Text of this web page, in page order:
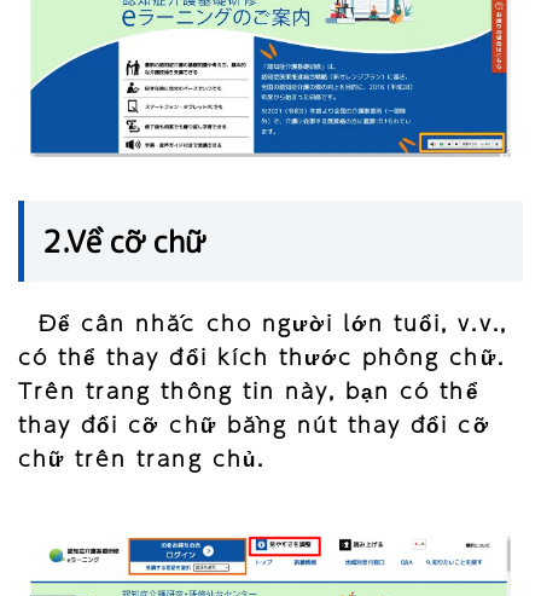
2.Về cỡ chữ
Để cân nhắc cho người lớn tuổi, v.v.,
có thể thay đổi kích thước phông chữ.
Trên trang thông tin này, bạn có thể
thay đổi cỡ chữ bằng nút thay đổi cỡ
chữ trên trang chủ.